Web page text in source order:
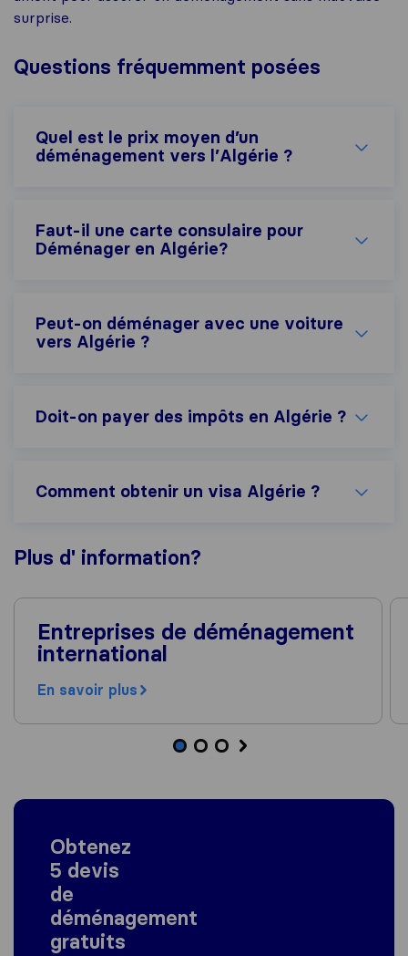
surprise.
Questions fréquemment posées
Quel est le prix moyen d’un
déménagement vers l’Algérie ?
Faut-il une carte consulaire pour
Déménager en Algérie?
Peut-on déménager avec une voiture
vers Algérie ?
Doit-on payer des impôts en Algérie ?
Comment obtenir un visa Algérie ?
Plus d' information?
Entreprises de déménagement
international
En savoir plus
Obtenez
5 devis
de
déménagement
gratuits